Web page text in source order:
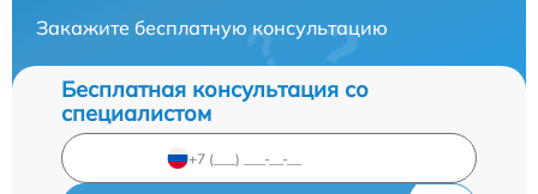
Закажите бесплатную консультацию
Бесплатная консультация со
специалистом